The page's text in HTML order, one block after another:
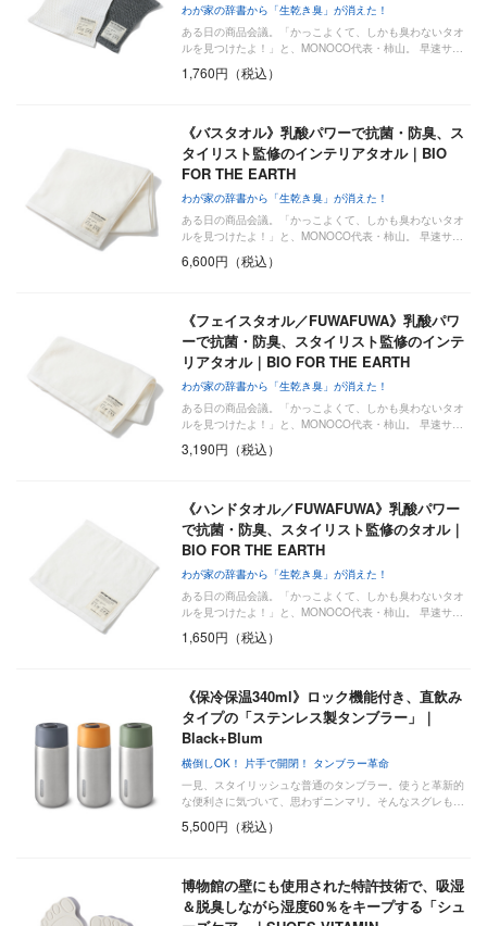
わが家の辞書から「生乾き臭」が消えた！
ある日の商品会議。「かっこよくて、しかも臭わないタオ
ルを見つけたよ！」と、MONOCO代表・柿山。 早速サ…
1,760円（税込）
《バスタオル》乳酸パワーで抗菌・防臭、ス
タイリスト監修のインテリアタオル｜BIO
FOR THE EARTH
わが家の辞書から「生乾き臭」が消えた！
ある日の商品会議。「かっこよくて、しかも臭わないタオ
ルを見つけたよ！」と、MONOCO代表・柿山。 早速サ…
6,600円（税込）
《フェイスタオル／FUWAFUWA》乳酸パワ
ーで抗菌・防臭、スタイリスト監修のインテ
リアタオル｜BIO FOR THE EARTH
わが家の辞書から「生乾き臭」が消えた！
ある日の商品会議。「かっこよくて、しかも臭わないタオ
ルを見つけたよ！」と、MONOCO代表・柿山。 早速サ…
3,190円（税込）
《ハンドタオル／FUWAFUWA》乳酸パワー
で抗菌・防臭、スタイリスト監修のタオル｜
BIO FOR THE EARTH
わが家の辞書から「生乾き臭」が消えた！
ある日の商品会議。「かっこよくて、しかも臭わないタオ
ルを見つけたよ！」と、MONOCO代表・柿山。 早速サ…
1,650円（税込）
《保冷保温340ml》ロック機能付き、直飲み
タイプの「ステンレス製タンブラー」｜
Black+Blum
横倒しOK！ 片手で開閉！ タンブラー革命
一見、スタイリッシュな普通のタンブラー。使うと革新的
な便利さに気づいて、思わずニンマリ。そんなスグレも…
5,500円（税込）
博物館の壁にも使用された特許技術で、吸湿
＆脱臭しながら湿度60％をキープする「シュ